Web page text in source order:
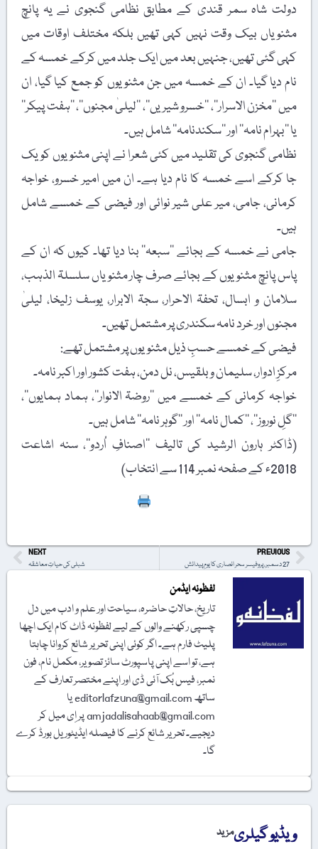
دولت شاہ سمر قندی کے مطابق نظامی گنجوی نے یہ پانچ
مثنویاں بیک وقت نہیں کہی تھیں بلکہ مختلف اوقات میں
کہی گئی تھیں، جنہیں بعد میں ایک جلد میں کرکے خمسہ کے
نام دیا گیا۔ ان کے خمسہ میں جن مثنویوں کو جمع کیا گیا، ان
میں ’’مخزن الاسرار‘‘، ’’خسرو شیریں‘‘، ’’لیلیٰ مجنوں‘‘، ’’ہفت پیکر‘‘
یا ’’بہرام نامہ‘‘ اور ’’سکندنامہ‘‘ شامل ہیں۔
نظامی گنجوی کی تقلید میں کئی شعرا نے اپنی مثنویوں کو یک
جا کرکے اسے خمسہ کا نام دیا ہے۔ ان میں امیر خسرو، خواجہ
کرمانی، جامی، میر علی شیر نوائی اور فیضی کے خمسے شامل
ہیں۔
جامی نے خمسہ کے بجائے ’’سبعہ‘‘ بنا دیا تھا۔ کیوں کہ ان کے
پاس پانچ مثنویوں کے بجائے صرف چار مثنویاں سلسلۃ الذہب،
سلامان و ابسال، تحفۃ الاحرار، سجۃ الابرار، یوسف زلیخا، لیلیٰ
مجنوں اور خرد نامہ سکندری پر مشتمل تھیں۔
فیضی کے خمسے حسبِ ذیل مثنویوں پر مشتمل تھے:
مرکزِ ادوار، سلیمان و بلقیس، نل دمن، ہفت کشور اور اکبر نامہ۔
خواجہ کرمانی کے خمسے میں ’’روضۃ الانوار‘‘، ہماد ہمایوں‘‘،
’’گلِ نوروز‘‘، ’’کمال نامہ‘‘ اور ’’گوہر نامہ‘‘ شامل ہیں۔
(ڈاکٹر ہارون الرشید کی تالیف ’’اصنافِ اُردو‘‘، سنہ اشاعت
2018ء کے صفحہ نمبر 114 سے انتخاب)
PREVIOUS
27 دسمبر، پروفیسر سحر انصاری کا یومِ پیدائش
NEXT
شبلی کی حیاتِ معاشقہ
لفظونہ ایڈمن
تاریخ، حالاتِ حاضرہ، سیاحت اور علم و ادب میں دل
چسپی رکھنے والوں کے لیے لفظونہ ڈاٹ کام ایک اچھا
پلیٹ فارم ہے۔ اگر کوئی اپنی تحریر شائع کروانا چاہتا
ہے، تو اسے اپنی پاسپورٹ سائز تصویر، مکمل نام، فون
نمبر، فیس بُک آئی ڈی اور اپنے مختصر تعارف کے
ساتھ editorlafzuna@gmail.com یا
amjadalisahaab@gmail.com پر اِی میل کر
دیجیے۔ تحریر شائع کرنے کا فیصلہ ایڈیٹوریل بورڈ کرے
گا۔
ویڈیو گیلریمزید